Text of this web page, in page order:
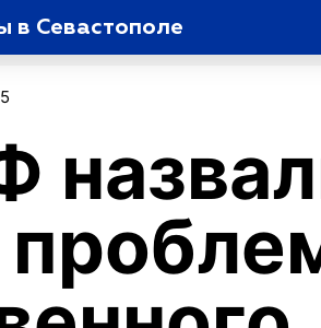
в Севастополе